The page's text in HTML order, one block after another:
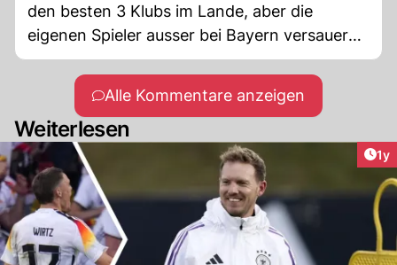
den besten 3 Klubs im Lande, aber die
eigenen Spieler ausser bei Bayern versauern
irgendwo. Wie wollen die eine harmonierende
Natinalmannschaft zusammen stellen.
Deutschland verliert seit Jahren Länderspiele
gegen die Weltbesten und an den WM-
schafften sind sie von den ersten wo
heimreisen. Wer seine eigenen Jungen
vernachlässigt wird immer weiter zurück
fallen in den Jahreswertungen. Da muss auch
die Schweiz höllisch aufpassen. Einzig
Alle Kommentare anzeigen
Weiterlesen
1y